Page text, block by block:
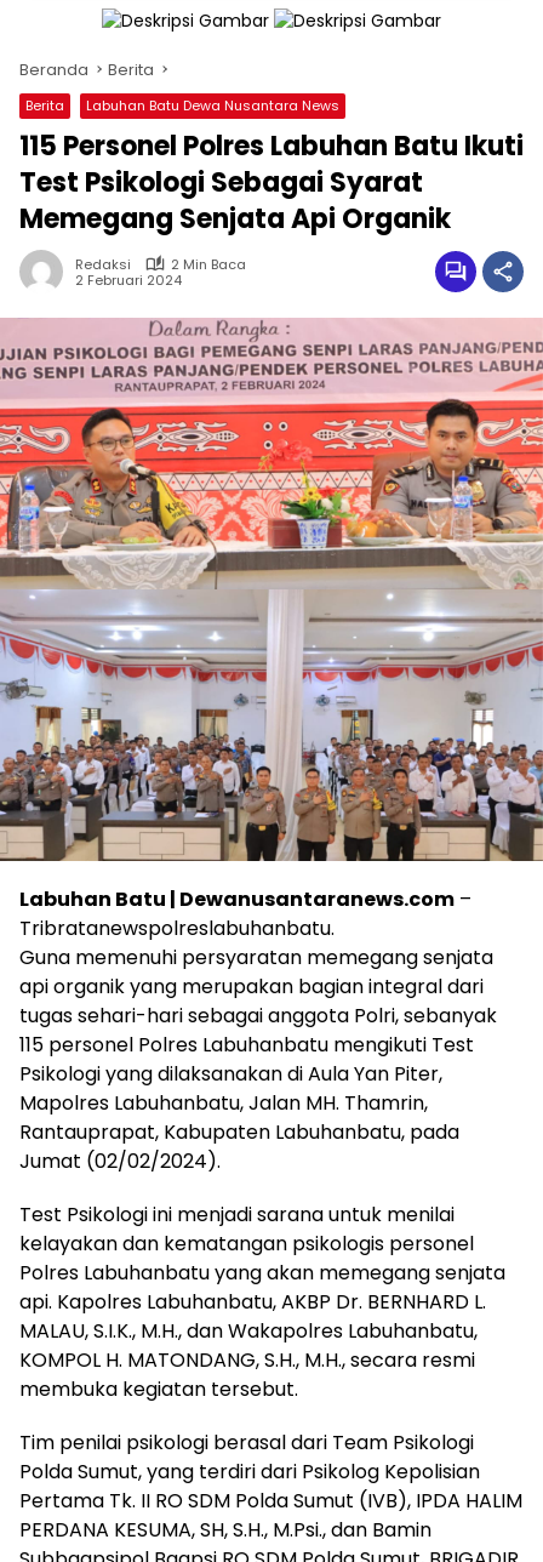
Beranda Berita
Berita Labuhan Batu Dewa Nusantara News
115 Personel Polres Labuhan Batu Ikuti
Test Psikologi Sebagai Syarat
Memegang Senjata Api Organik
Redaksi
2 Min Baca
2 Februari 2024
Labuhan Batu | Dewanusantaranews.com –
Tribratanewspolreslabuhanbatu.
Guna memenuhi persyaratan memegang senjata
api organik yang merupakan bagian integral dari
tugas sehari-hari sebagai anggota Polri, sebanyak
115 personel Polres Labuhanbatu mengikuti Test
Psikologi yang dilaksanakan di Aula Yan Piter,
Mapolres Labuhanbatu, Jalan MH. Thamrin,
Rantauprapat, Kabupaten Labuhanbatu, pada
Jumat (02/02/2024).
Test Psikologi ini menjadi sarana untuk menilai
kelayakan dan kematangan psikologis personel
Polres Labuhanbatu yang akan memegang senjata
api. Kapolres Labuhanbatu, AKBP Dr. BERNHARD L.
MALAU, S.I.K., M.H., dan Wakapolres Labuhanbatu,
KOMPOL H. MATONDANG, S.H., M.H., secara resmi
membuka kegiatan tersebut.
Tim penilai psikologi berasal dari Team Psikologi
Polda Sumut, yang terdiri dari Psikolog Kepolisian
Pertama Tk. II RO SDM Polda Sumut (IVB), IPDA HALIM
PERDANA KESUMA, SH, S.H., M.Psi., dan Bamin